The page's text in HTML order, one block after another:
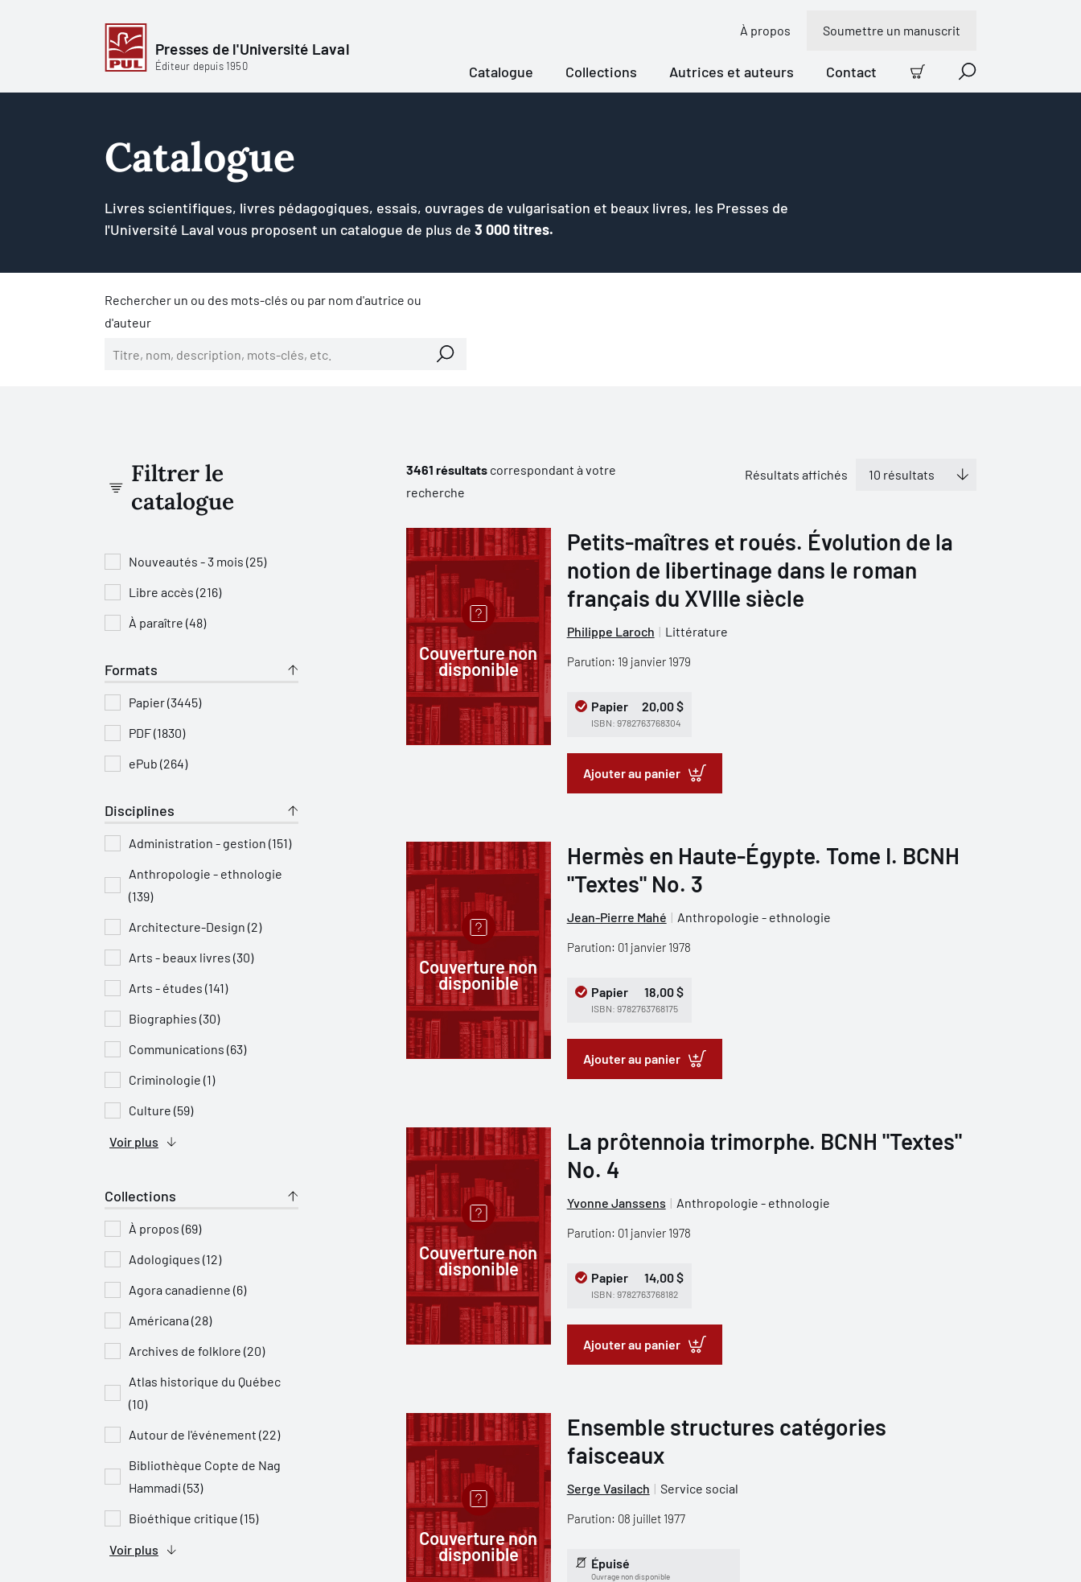
Presses de l'Université Laval
Éditeur depuis 1950
À propos Soumettre un manuscrit
Catalogue Collections Autrices et auteurs Contact
Panier Recherche
Catalogue
Livres scientifiques, livres pédagogiques, essais, ouvrages de vulgarisation et beaux livres, les Presses de
l'Université Laval vous proposent un catalogue de plus de 3 000 titres.
Rechercher un ou des mots-clés ou par nom d'autrice ou
d'auteur
Filtrer le
catalogue
Nouveautés - 3 mois (25)
Libre accès (216)
À paraître (48)
Formats
Papier (3445)
PDF (1830)
ePub (264)
Disciplines
Administration - gestion (151)
Anthropologie - ethnologie
(139)
Architecture-Design (2)
Arts - beaux livres (30)
Arts - études (141)
Biographies (30)
Communications (63)
Criminologie (1)
Culture (59)
Voir plus
Collections
À propos (69)
Adologiques (12)
Agora canadienne (6)
Américana (28)
Archives de folklore (20)
Atlas historique du Québec
(10)
Autour de l'événement (22)
Bibliothèque Copte de Nag
Hammadi (53)
Bioéthique critique (15)
Voir plus
3461 résultatscorrespondant à votre
recherche
Résultats affichés
Couverture non
disponible
Petits-maîtres et roués. Évolution de la
notion de libertinage dans le roman
français du XVIIIe siècle
Philippe Laroch Littérature
Parution: 19 janvier 1979
Papier 20,00 $
ISBN: 9782763768304
Ajouter au panier
Couverture non
disponible
Hermès en Haute-Égypte. Tome I. BCNH
"Textes" No. 3
Jean-Pierre Mahé Anthropologie - ethnologie
Parution: 01 janvier 1978
Papier 18,00 $
ISBN: 9782763768175
Ajouter au panier
Couverture non
disponible
La prôtennoia trimorphe. BCNH "Textes"
No. 4
Yvonne Janssens Anthropologie - ethnologie
Parution: 01 janvier 1978
Papier 14,00 $
ISBN: 9782763768182
Ajouter au panier
Couverture non
disponible
Ensemble structures catégories
faisceaux
Serge Vasilach Service social
Parution: 08 juillet 1977
Épuisé
Ouvrage non disponible